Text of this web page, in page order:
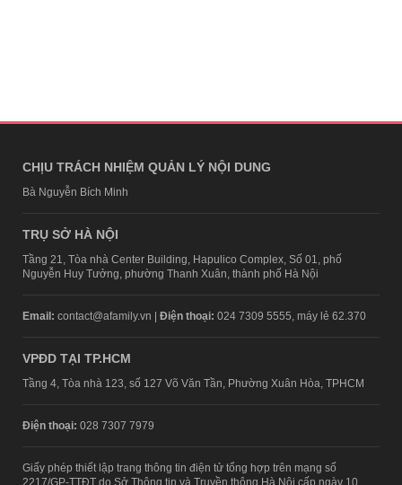
CHỊU TRÁCH NHIỆM QUẢN LÝ NỘI DUNG
Bà Nguyễn Bích Minh
TRỤ SỞ HÀ NỘI
Tầng 21, Tòa nhà Center Building, Hapulico Complex, Số 01, phố
Nguyễn Huy Tưởng, phường Thanh Xuân, thành phố Hà Nội
Email: contact@afamily.vn | Điện thoại: 024 7309 5555, máy lẻ 62.370
VPĐD TẠI TP.HCM
Tầng 4, Tòa nhà 123, số 127 Võ Văn Tần, Phường Xuân Hòa, TPHCM
Điện thoại: 028 7307 7979
Giấy phép thiết lập trang thông tin điện tử tổng hợp trên mạng số
2217/GP-TTĐT do Sở Thông tin và Truyền thông Hà Nội cấp ngày 10